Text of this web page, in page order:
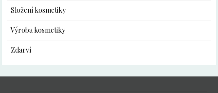
Složení kosmetiky
Výroba kosmetiky
Zdarví